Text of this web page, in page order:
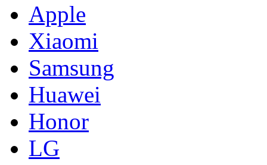
Apple
Xiaomi
Samsung
Huawei
Honor
LG